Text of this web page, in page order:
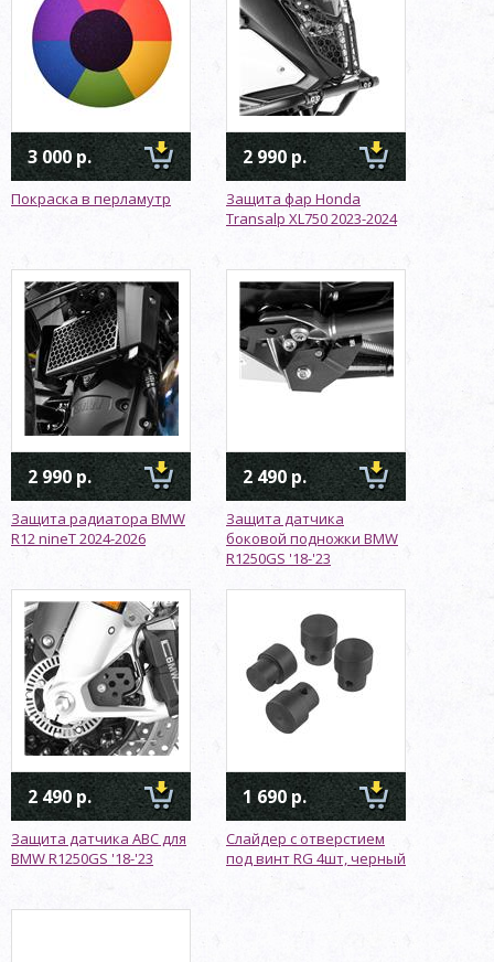
3 000 р.
Покраска в перламутр
2 990 р.
Защита фар Honda
Transalp XL750 2023-2024
2 990 р.
Защита радиатора BMW
R12 nineT 2024-2026
2 490 р.
Защита датчика
боковой подножки BMW
R1250GS '18-'23
2 490 р.
Защита датчика ABC для
BMW R1250GS '18-'23
1 690 р.
Слайдер с отверстием
под винт RG 4шт, черный